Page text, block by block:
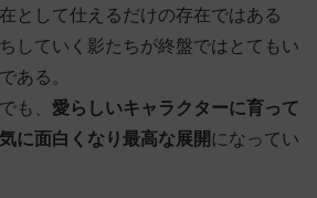
として仕えるだけの存在ではある
していく影たちが終盤ではとてもい
ある。
も、 愛らしいキャラクターに育って
に面白くなり最高な展開になってい